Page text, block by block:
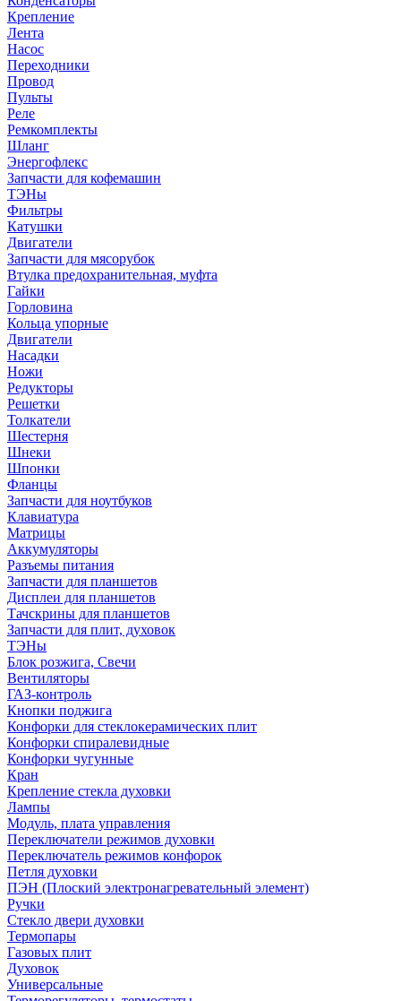
Крепление
Лента
Насос
Переходники
Провод
Пульты
Реле
Ремкомплекты
Шланг
Энергофлекс
Запчасти для кофемашин
ТЭНы
Фильтры
Катушки
Двигатели
Запчасти для мясорубок
Втулка предохранительная, муфта
Гайки
Горловина
Кольца упорные
Двигатели
Насадки
Ножи
Редукторы
Решетки
Толкатели
Шестерня
Шнеки
Шпонки
Фланцы
Запчасти для ноутбуков
Клавиатура
Матрицы
Аккумуляторы
Разъемы питания
Запчасти для планшетов
Дисплеи для планшетов
Тачскрины для планшетов
Запчасти для плит, духовок
ТЭНы
Блок розжига, Свечи
Вентиляторы
ГАЗ-контроль
Кнопки поджига
Конфорки для стеклокерамических плит
Конфорки спиралевидные
Конфорки чугунные
Кран
Крепление стекла духовки
Лампы
Модуль, плата управления
Переключатели режимов духовки
Переключатель режимов конфорок
Петля духовки
ПЭН (Плоский электронагревательный элемент)
Ручки
Стекло двери духовки
Термопары
Газовых плит
Духовок
Универсальные